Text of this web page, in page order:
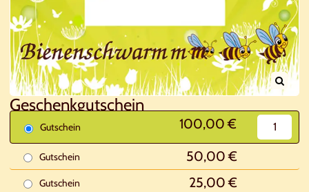
Geschenkgutschein
Gutschein 100,00 €
Gutschein 50,00 €
Gutschein 25,00 €